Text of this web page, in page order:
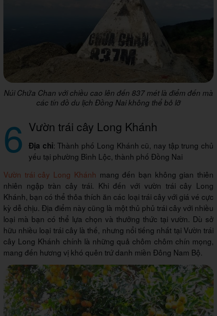
Núi Chứa Chan với chiều cao lên đến 837 mét là điểm đến mà
các tín đồ du lịch Đồng Nai không thể bỏ lỡ
6 Vườn trái cây Long Khánh
Địa chỉ: Thành phố Long Khánh cũ, nay tập trung chủ
yếu tại phường Bình Lộc, thành phố Đồng Nai
Vườn trái cây Long Khánh mang đến bạn không gian thiên
nhiên ngập tràn cây trái. Khi đến với vườn trái cây Long
Khánh, bạn có thể thỏa thích ăn các loại trái cây với giá vé cực
kỳ dễ chịu. Địa điểm này cũng là một thủ phủ trái cây với nhiều
loại mà bạn có thể lựa chọn và thưởng thức tại vườn. Dù sở
hữu nhiều loại trái cây là thế, nhưng nổi tiếng nhất tại Vườn trái
cây Long Khánh chính là những quả chôm chôm chín mọng,
mang đến hương vị khó quên trứ danh miền Đông Nam Bộ.